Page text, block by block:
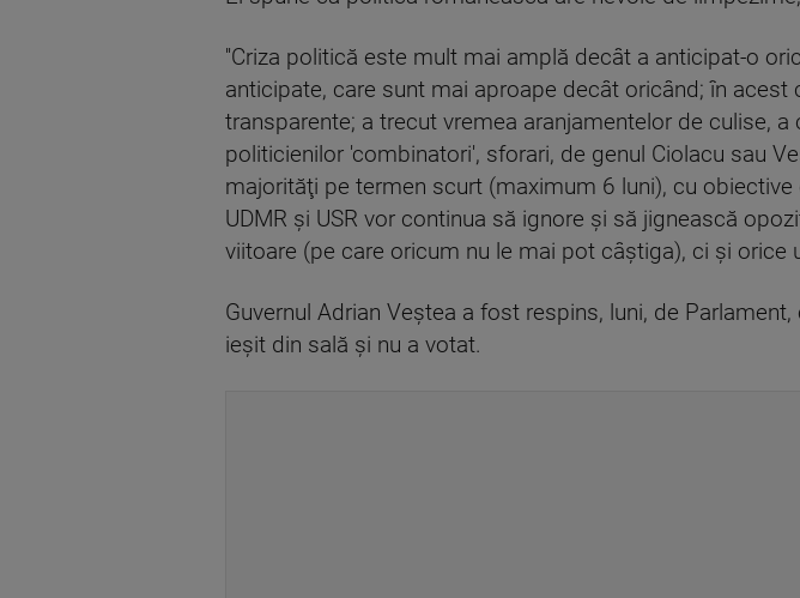
''Criza politică este mult mai amplă decât a anticipat-o
anticipate, care sunt mai aproape decât oricând; în
transparente; a trecut vremea aranjamentelor de culise,
politicienilor 'combinatori', sforari, de genul Ciolacu sau
majorităţi pe termen scurt (maximum 6 luni), cu
UDMR şi USR vor continua să ignore şi să jignească
viitoare (pe care oricum nu le mai pot câştiga), ci şi
Guvernul Adrian Veştea a fost respins, luni, de
ieşit din sală şi nu a votat.